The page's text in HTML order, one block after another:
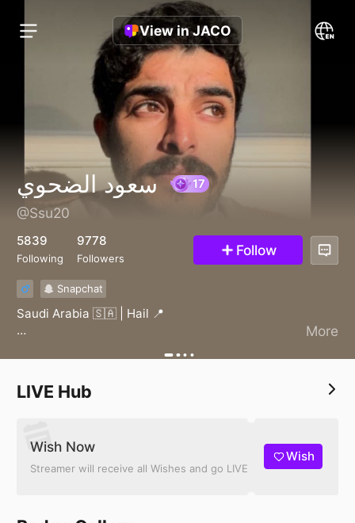
View in JACO
سعود الضحوي
@Ssu20
5839
Following
9778
Followers Follow
Snapchat
Saudi Arabia 🇸🇦 | Hail 📍
اتصدد .. مير حيل الله قوي 👌🏻
More
LIVE Hub
Wish Now
Streamer will receive all Wishes and go LIVE
Wish